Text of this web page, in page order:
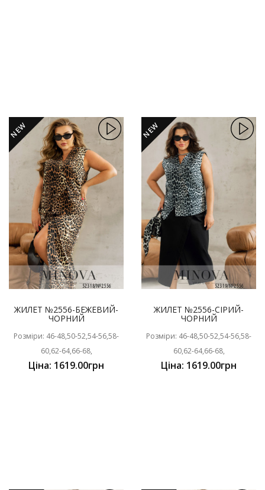
NEW
ЖИЛЕТ №2556-БЕЖЕВИЙ-
ЧОРНИЙ
Розміри: 46-48,50-52,54-56,58-
60,62-64,66-68,
Ціна: 1619.00грн
NEW
ЖИЛЕТ №2556-СІРИЙ-
ЧОРНИЙ
Розміри: 46-48,50-52,54-56,58-
60,62-64,66-68,
Ціна: 1619.00грн